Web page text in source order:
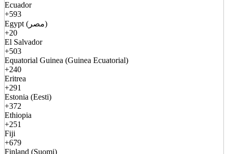
Ecuador
+593
Egypt (مصر)
+20
El Salvador
+503
Equatorial Guinea (Guinea Ecuatorial)
+240
Eritrea
+291
Estonia (Eesti)
+372
Ethiopia
+251
Fiji
+679
Finland (Suomi)